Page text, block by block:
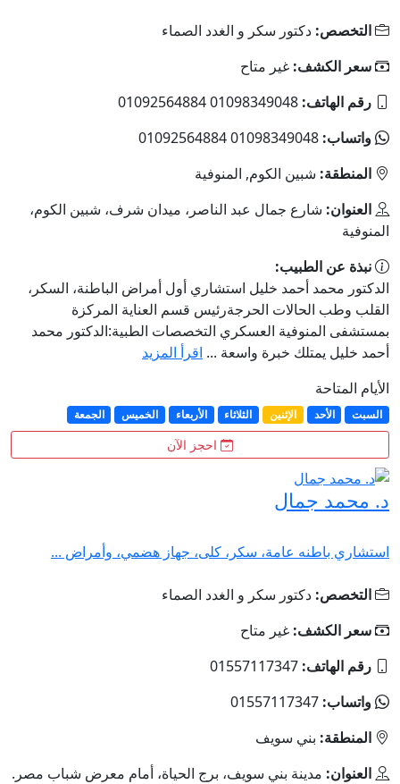
التخصص: دكتور سكر و الغدد الصماء
سعر الكشف: غير متاح
رقم الهاتف: 01098349048 01092564884
واتساب: 01098349048 01092564884
المنطقة: شبين الكوم, المنوفية
العنوان: شارع جمال عبد الناصر، ميدان شرف، شبين الكوم،
المنوفية
نبذة عن الطبيب:
الدكتور محمد أحمد خليل استشاري أول أمراض الباطنة، السكر،
القلب وطب الحالات الحرجةرئيس قسم العناية المركزة
بمستشفى المنوفية العسكري التخصصات الطبية:الدكتور محمد
أحمد خليل يمتلك خبرة واسعة ... اقرأ المزيد
الأيام المتاحة
السبت الأحد الإثنين الثلاثاء الأربعاء الخميس الجمعة
احجز الآن
د. محمد جمال
استشاري باطنه عامة، سكر، كلى، جهاز هضمي، وأمراض ...
التخصص: دكتور سكر و الغدد الصماء
سعر الكشف: غير متاح
رقم الهاتف: 01557117347
واتساب: 01557117347
المنطقة: بني سويف
العنوان: مدينة بني سويف، برج الحياة، أمام معرض شباب مصر.